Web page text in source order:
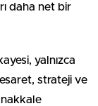
daha net bir
yalnızca
strateji ve